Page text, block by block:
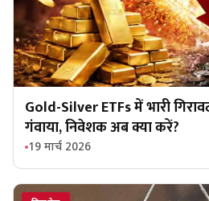
Gold-Silver ETFs में भारी
गंवाया, निवेशक अब क्या करें?
19 मार्च 2026